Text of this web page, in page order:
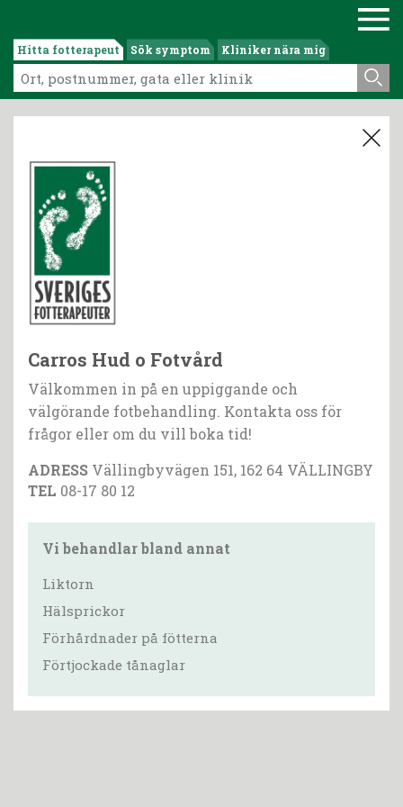
Hitta fotterapeut Sök symptom Kliniker nära mig
Carros Hud o Fotvård
Välkommen in på en uppiggande och
välgörande fotbehandling. Kontakta oss för
frågor eller om du vill boka tid!
ADRESS Vällingbyvägen 151, 162 64 VÄLLINGBY
TEL 08-17 80 12
Vi behandlar bland annat
Liktorn
Hälsprickor
Förhårdnader på fötterna
Förtjockade tånaglar